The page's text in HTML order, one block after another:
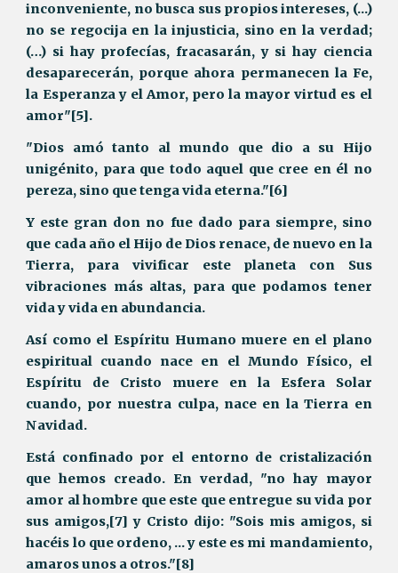
inconveniente, no busca sus propios intereses, (...)
no se regocija en la injusticia, sino en la verdad;
(…) si hay profecías, fracasarán, y si hay ciencia
desaparecerán, porque ahora permanecen la Fe,
la Esperanza y el Amor, pero la mayor virtud es el
amor"[5].
"Dios amó tanto al mundo que dio a su Hijo
unigénito, para que todo aquel que cree en él no
pereza, sino que tenga vida eterna."[6]
Y este gran don no fue dado para siempre, sino
que cada año el Hijo de Dios renace, de nuevo en la
Tierra, para vivificar este planeta con Sus
vibraciones más altas, para que podamos tener
vida y vida en abundancia.
Así como el Espíritu Humano muere en el plano
espiritual cuando nace en el Mundo Físico, el
Espíritu de Cristo muere en la Esfera Solar
cuando, por nuestra culpa, nace en la Tierra en
Navidad.
Está confinado por el entorno de cristalización
que hemos creado. En verdad, "no hay mayor
amor al hombre que este que entregue su vida por
sus amigos,[7] y Cristo dijo: "Sois mis amigos, si
hacéis lo que ordeno, ... y este es mi mandamiento,
amaros unos a otros."[8]